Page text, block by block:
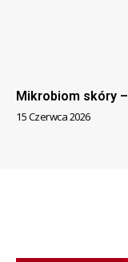
Mikrobiom skóry
15 Czerwca 2026